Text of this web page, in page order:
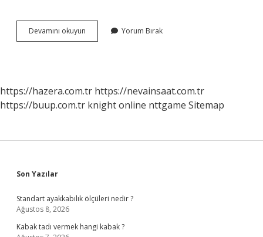
Devamını okuyun
Salıncağa
Gelir
Yorum Bırak
https://hazera.com.tr https://nevainsaat.com.tr
https://buup.com.tr knight online nttgame Sitemap
Sidebar
Son Yazılar
Standart ayakkabılık ölçüleri nedir ?
Ağustos 8, 2026
Kabak tadı vermek hangi kabak ?